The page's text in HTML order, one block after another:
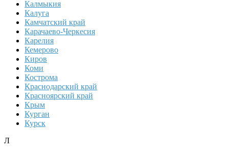
Калмыкия
Калуга
Камчатский край
Карачаево-Черкесия
Карелия
Кемерово
Киров
Коми
Кострома
Краснодарский край
Красноярский край
Крым
Курган
Курск
Л